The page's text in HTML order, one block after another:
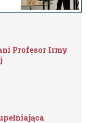
Profesor Irmy